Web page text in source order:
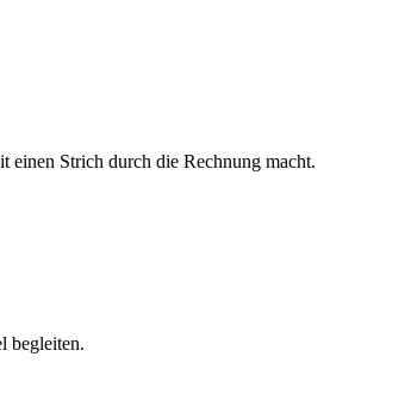
einen Strich durch die Rechnung macht.
begleiten.